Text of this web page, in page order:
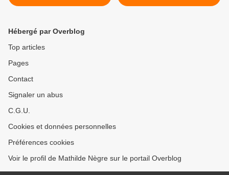
Hébergé par Overblog
Top articles
Pages
Contact
Signaler un abus
C.G.U.
Cookies et données personnelles
Préférences cookies
Voir le profil de Mathilde Nègre sur le portail Overblog